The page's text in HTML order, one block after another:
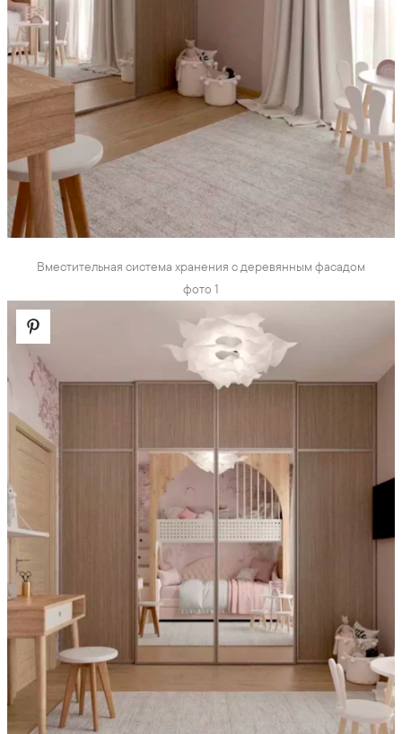
Вместительная система хранения с деревянным фасадом
фото 1